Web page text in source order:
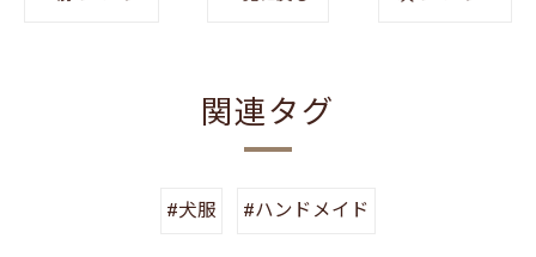
関連タグ
#犬服 #ハンドメイド